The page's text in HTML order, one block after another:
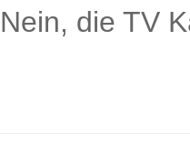
Nein, die TV